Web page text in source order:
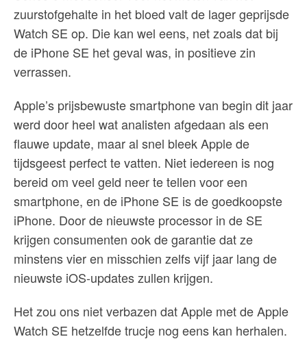
zuurstofgehalte in het bloed valt de lager geprijsde
Watch SE op. Die kan wel eens, net zoals dat bij
de iPhone SE het geval was, in positieve zin
verrassen.
Apple’s prijsbewuste smartphone van begin dit jaar
werd door heel wat analisten afgedaan als een
flauwe update, maar al snel bleek Apple de
tijdsgeest perfect te vatten. Niet iedereen is nog
bereid om veel geld neer te tellen voor een
smartphone, en de iPhone SE is de goedkoopste
iPhone. Door de nieuwste processor in de SE
krijgen consumenten ook de garantie dat ze
minstens vier en misschien zelfs vijf jaar lang de
nieuwste iOS-updates zullen krijgen.
Het zou ons niet verbazen dat Apple met de Apple
Watch SE hetzelfde trucje nog eens kan herhalen.